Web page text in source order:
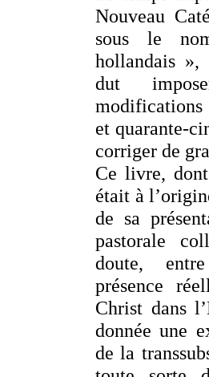
Nouveau
sous le
hollandais
dut
et quarante-
corriger de
Ce livre,
était à
de sa
pastorale
doute,
présence
Christ dans
donnée une
de la